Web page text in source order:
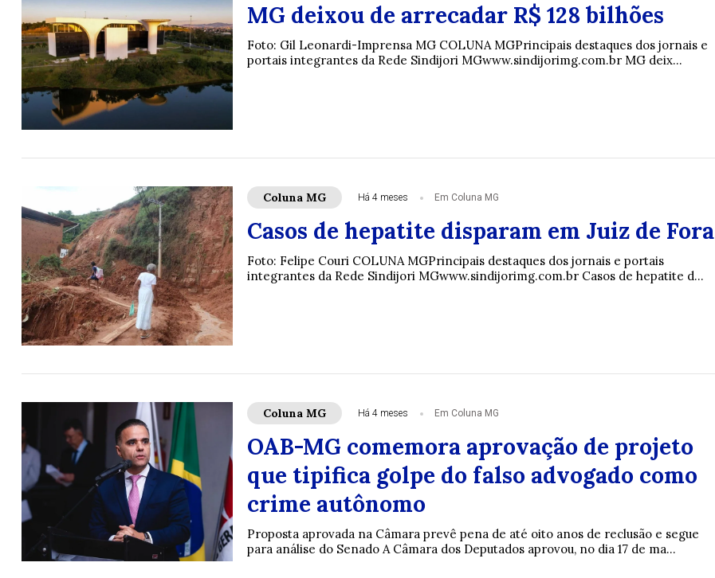
MG deixou de arrecadar R$ 128 bilhões
Foto: Gil Leonardi-Imprensa MG COLUNA MGPrincipais destaques dos jornais e
portais integrantes da Rede Sindijori MGwww.sindijorimg.com.br MG deix...
Coluna MG Há 4 meses Em Coluna MG
Casos de hepatite disparam em Juiz de Fora
Foto: Felipe Couri COLUNA MGPrincipais destaques dos jornais e portais
integrantes da Rede Sindijori MGwww.sindijorimg.com.br Casos de hepatite d...
Coluna MG Há 4 meses Em Coluna MG
OAB-MG comemora aprovação de projeto
que tipifica golpe do falso advogado como
crime autônomo
Proposta aprovada na Câmara prevê pena de até oito anos de reclusão e segue
para análise do Senado A Câmara dos Deputados aprovou, no dia 17 de ma...